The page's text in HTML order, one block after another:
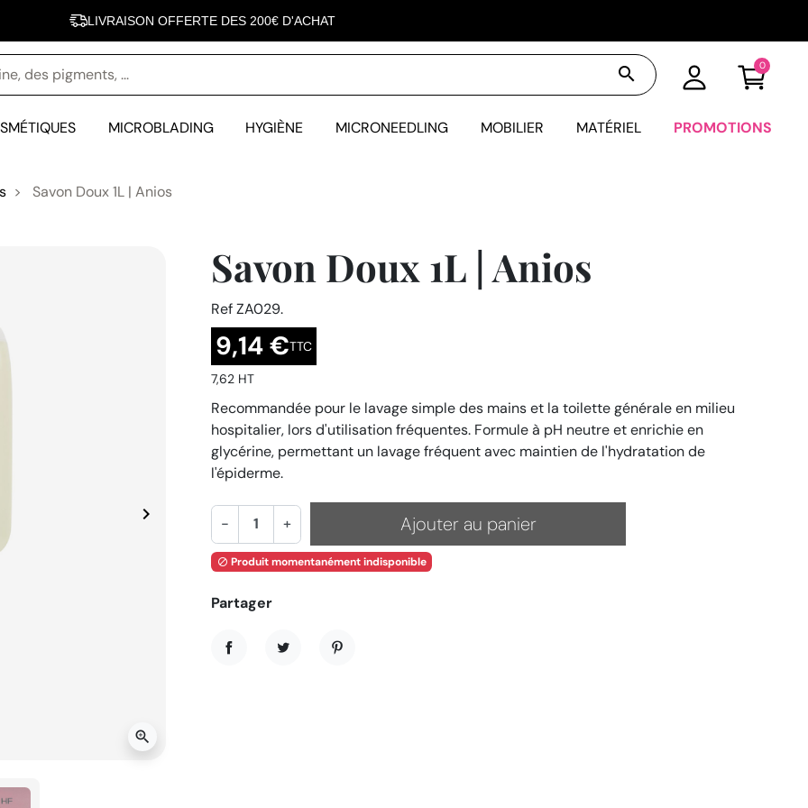
LIVRAISON OFFERTE DES 200€ D'ACHAT
search 0
MICROBLADING HYGIÈNE MICRONEEDLING MOBILIER MATÉRIEL PROMOTIONS
Savon Doux 1L | Anios
Suivant
keyboard_arrow_right
zoom_in
Savon Doux 1L | Anios
RefZA029.
9,14 €TTC
7,62 HT
Recommandée pour le lavage simple des mains et la toilette générale en milieu
hospitalier, lors d'utilisation fréquentes. Formule à pH neutre et enrichie en
glycérine, permettant un lavage fréquent avec maintien de l'hydratation de
l'épiderme.
- + Ajouter au panier
 Produit momentanément indisponible
Partager